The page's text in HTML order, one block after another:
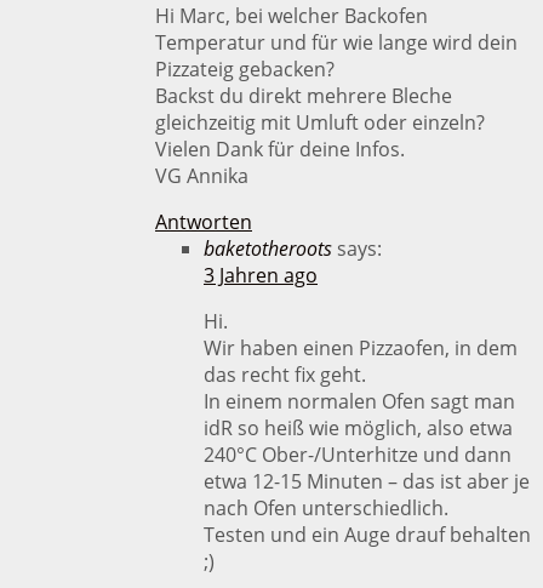
Hi Marc, bei welcher Backofen
Temperatur und für wie lange wird dein
Pizzateig gebacken?
Backst du direkt mehrere Bleche
gleichzeitig mit Umluft oder einzeln?
Vielen Dank für deine Infos.
VG Annika
Antworten
baketotheroots says:
3 Jahren ago
Hi.
Wir haben einen Pizzaofen, in dem
das recht fix geht.
In einem normalen Ofen sagt man
idR so heiß wie möglich, also etwa
240°C Ober-/Unterhitze und dann
etwa 12-15 Minuten – das ist aber je
nach Ofen unterschiedlich.
Testen und ein Auge drauf behalten
;)